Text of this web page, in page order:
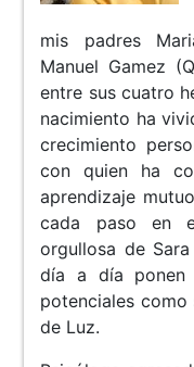
mis padres
Manuel Gamez
entre sus cuatro
nacimiento ha
crecimiento
con quien ha
aprendizaje
cada paso en
orgullosa de
día a día
potenciales como
de Luz.